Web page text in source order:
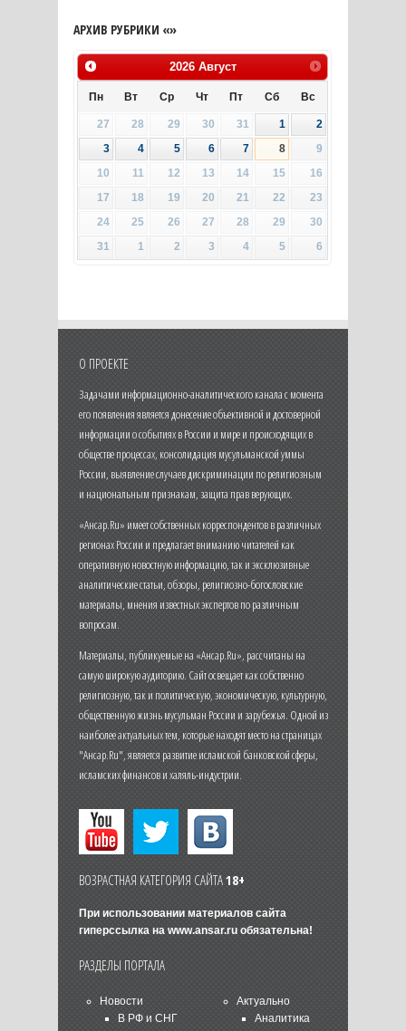
АРХИВ РУБРИКИ «»
2026 Август
Пн Вт Ср Чт Пт Сб Вс
27 28 29 30 31 1
2
3
4 5 6 7 8
9
10
11 12 13 14 15
16
17
18 19 20 21 22
23
24
25 26 27 28 29
30
31
1 2 3 4 5 6
О ПРОЕКТЕ
Задачами информационно-аналитического канала с момента
его появления является донесение объективной и достоверной
информации о событиях в России и мире и происходящих в
обществе процессах, консолидация мусульманской уммы
России, выявление случаев дискриминации по религиозным
и национальным признакам, защита прав верующих.
«Ансар.Ru» имеет собственных корреспондентов в различных
регионах России и предлагает вниманию читателей как
оперативную новостную информацию, так и эксклюзивные
аналитические статьи, обзоры, религиозно-богословские
материалы, мнения известных экспертов по различным
вопросам.
Материалы, публикуемые на «Ансар.Ru», рассчитаны на
самую широкую аудиторию. Сайт освещает как собственно
религиозную, так и политическую, экономическую, культурную,
общественную жизнь мусульман России и зарубежья. Одной из
наиболее актуальных тем, которые находят место на страницах
"Ансар.Ru", является развитие исламской банковской сферы,
исламских финансов и халяль-индустрии.
ВОЗРАСТНАЯ КАТЕГОРИЯ САЙТА18+
При использовании материалов сайта
гиперссылка на www.ansar.ruобязательна!
РАЗДЕЛЫ ПОРТАЛА
Новости
В РФ и СНГ
Актуально
Аналитика